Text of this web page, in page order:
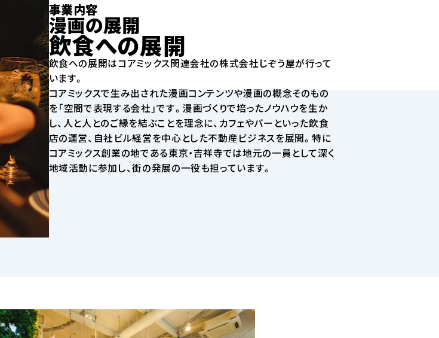
事業内容
漫画の展開
飲食への展開
飲食への展開はコアミックス関連会社の株式会社じぞう屋が行って
います。
コアミックスで生み出された漫画コンテンツや漫画の概念そのもの
を「空間で表現する会社」です。漫画づくりで培ったノウハウを生か
し、人と人とのご縁を結ぶことを理念に、カフェやバーといった飲食
店の運営、自社ビル経営を中心とした不動産ビジネスを展開。特に
コアミックス創業の地である東京・吉祥寺では地元の一員として深く
地域活動に参加し、街の発展の一役も担っています。